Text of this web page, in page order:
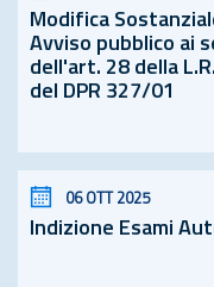
Modifica
Avviso pubblico ai
dell'art. 28 della L.R.
del DPR 327/01
06 OTT 2025
Indizione Esami